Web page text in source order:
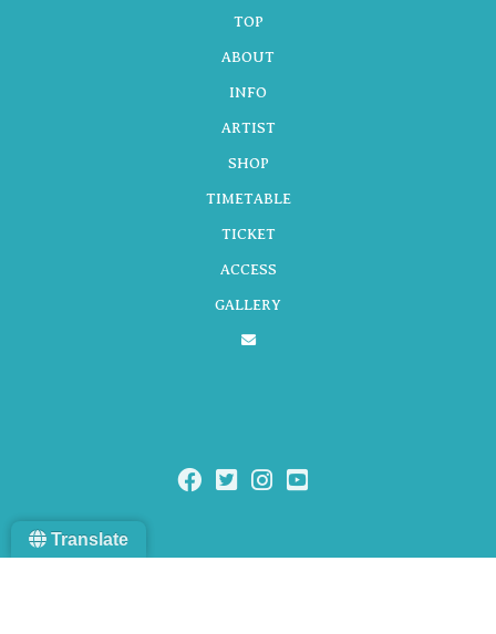
TOP
ABOUT
INFO
ARTIST
SHOP
TIMETABLE
TICKET
ACCESS
GALLERY
Translate